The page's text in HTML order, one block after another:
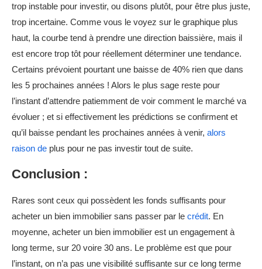
trop instable pour investir, ou disons plutôt, pour être plus juste,
trop incertaine. Comme vous le voyez sur le graphique plus
haut, la courbe tend à prendre une direction baissière, mais il
est encore trop tôt pour réellement déterminer une tendance.
Certains prévoient pourtant une baisse de 40% rien que dans
les 5 prochaines années ! Alors le plus sage reste pour
l’instant d’attendre patiemment de voir comment le marché va
évoluer ; et si effectivement les prédictions se confirment et
qu’il baisse pendant les prochaines années à venir, alors
raison de plus pour ne pas investir tout de suite.
Conclusion :
Rares sont ceux qui possèdent les fonds suffisants pour
acheter un bien immobilier sans passer par le crédit. En
moyenne, acheter un bien immobilier est un engagement à
long terme, sur 20 voire 30 ans. Le problème est que pour
l’instant, on n’a pas une visibilité suffisante sur ce long terme